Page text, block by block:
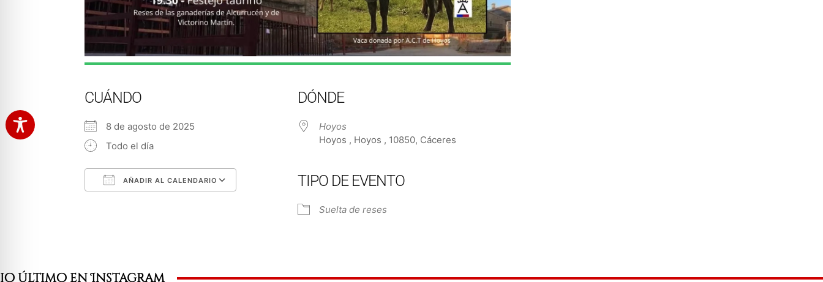
CUÁNDO
8 de agosto de 2025
Todo el día
AÑADIR AL CALENDARIO
Google Calendar
DÓNDE
Hoyos
Hoyos , Hoyos , 10850, Cáceres
TIPO DE EVENTO
Suelta de reses
Lo último en Instagram